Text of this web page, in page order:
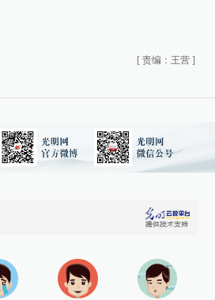
[ 责编：王营 ]